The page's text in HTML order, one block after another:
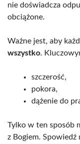
nie doświadcza
obciążone.
Ważne jest, aby
wszystko.
szczerość,
pokora,
dążenie do
Tylko w ten sposób
z Bogiem.